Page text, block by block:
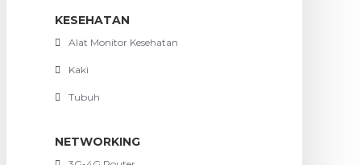
KESEHATAN
Alat Monitor Kesehatan
Kaki
Tubuh
NETWORKING